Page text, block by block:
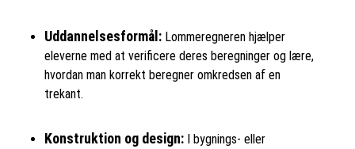
Uddannelsesformål: Lommeregneren hjælper
eleverne med at verificere deres beregninger og lære,
hvordan man korrekt beregner omkredsen af en
trekant.
Konstruktion og design: I bygnings- eller